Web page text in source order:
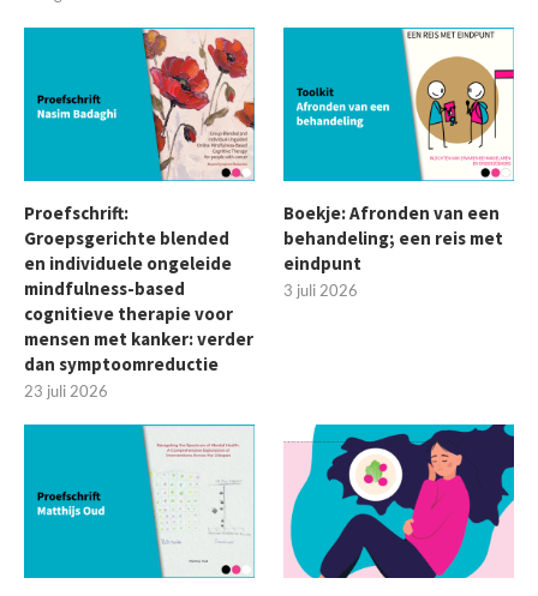
Proefschrift:
Groepsgerichte blended
en individuele ongeleide
mindfulness-based
cognitieve therapie voor
mensen met kanker: verder
dan symptoomreductie
23 juli 2026
Boekje: Afronden van een
behandeling; een reis met
eindpunt
3 juli 2026